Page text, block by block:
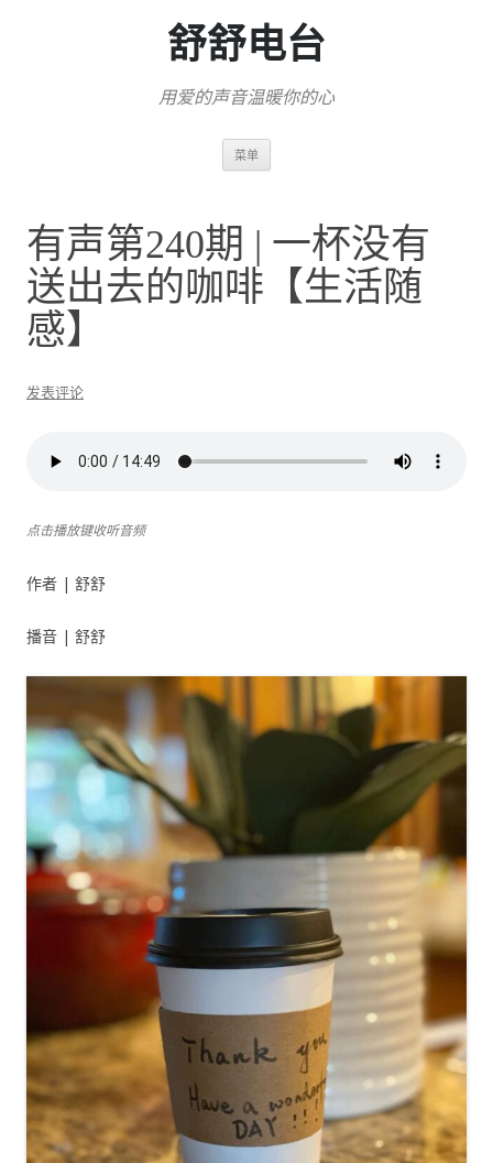
舒舒电台
用爱的声音温暖你的心
菜单
有声第240期 | 一杯没有
送出去的咖啡【生活随
感】
发表评论
点击播放键收听音频
作者 | 舒舒
播音 | 舒舒